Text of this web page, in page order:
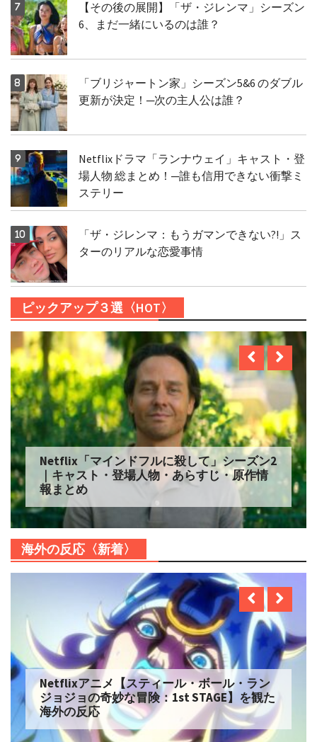
【その後の展開】「ザ・ジレンマ」シーズン
6、まだ一緒にいるのは誰？
「ブリジャートン家」シーズン5&6 のダブル
更新が決定！─次の主人公は誰？
Netflixドラマ「ランナウェイ」キャスト・登
場人物 総まとめ！─誰も信用できない衝撃ミ
ステリー
「ザ・ジレンマ：もうガマンできない?!」ス
ターのリアルな恋愛事情
ピックアップ３選〈HOT〉
Netflix「マインドフルに殺して」シーズン2
｜キャスト・登場人物・あらすじ・原作情
報まとめ
海外の反応〈新着〉
Netflixアニメ【スティール・ボール・ラン
ジョジョの奇妙な冒険：1st STAGE】を観た
海外の反応